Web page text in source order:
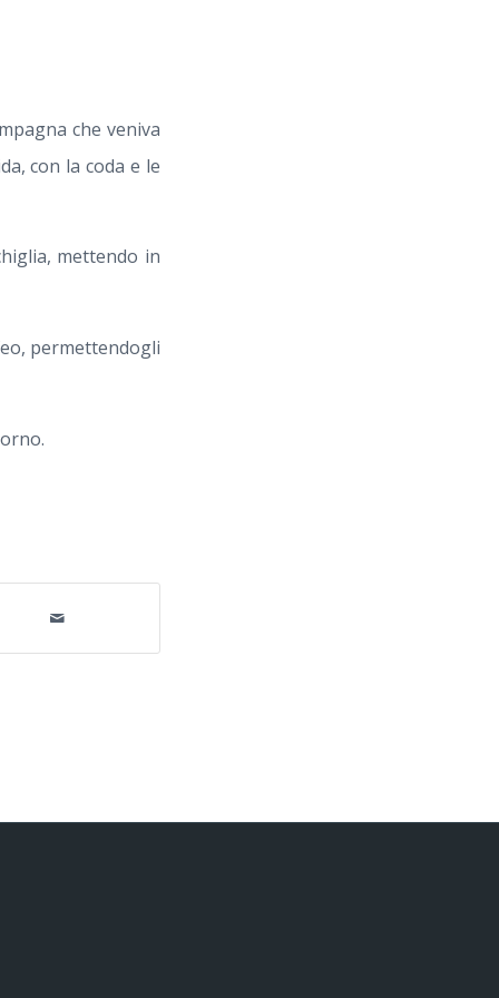
che veniva
con la coda e le
mettendo in
permettendogli